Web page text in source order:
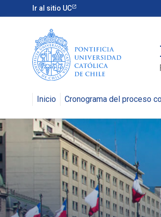
Ir al sitio UC
Inicio Cronograma del proceso